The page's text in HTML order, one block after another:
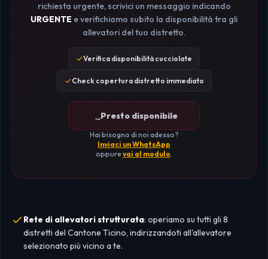
richiesta urgente, scrivici un messaggio indicando
URGENTE e verifichiamo subito la disponibilità tra gli
allevatori del tuo distretto.
Verifica disponibilità cucciolate
Check copertura distretto immediato
Presto disponibile
Hai bisogno di noi adesso?
Inviaci un WhatsApp
oppurevai al modulo.
Rete di allevatori strutturata: operiamo su tutti gli 8
distretti del Cantone Ticino, indirizzandoti all'allevatore
selezionato più vicino a te.